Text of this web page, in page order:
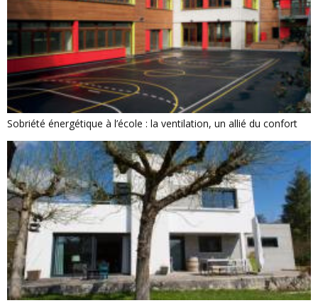
Sobriété énergétique à l’école : la ventilation, un allié du confort